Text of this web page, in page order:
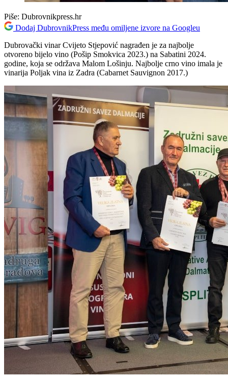
Piše: Dubrovnikpress.hr
Dodaj DubrovnikPress među omiljene izvore na Googleu
Dubrovački vinar Cvijeto Stjepović nagrađen je za najbolje
otvoreno bijelo vino (Pošip Smokvica 2023.) na Sabatini 2024.
godine, koja se održava Malom Lošinju. Najbolje crno vino imala je
vinarija Poljak vina iz Zadra (Cabarnet Sauvignon 2017.)